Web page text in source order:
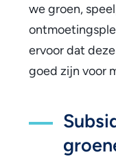
we groen,
ervoor dat
goed zijn voor